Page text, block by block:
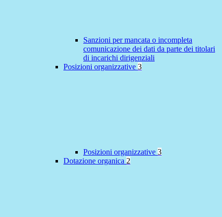
Sanzioni per mancata o incompleta
comunicazione dei dati da parte dei titolari
di incarichi dirigenziali
Posizioni organizzative 3
Posizioni organizzative 3
Dotazione organica 2